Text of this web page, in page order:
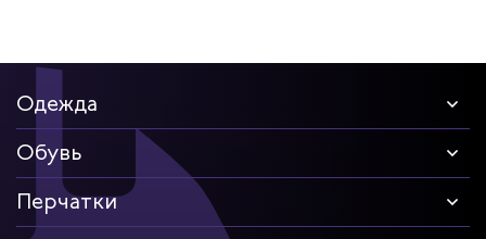
Одежда
Обувь
Перчатки